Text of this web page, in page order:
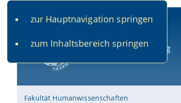
zur Hauptnavigation springen
zum Inhaltsbereich springen
Fakultät Humanwissenschaften